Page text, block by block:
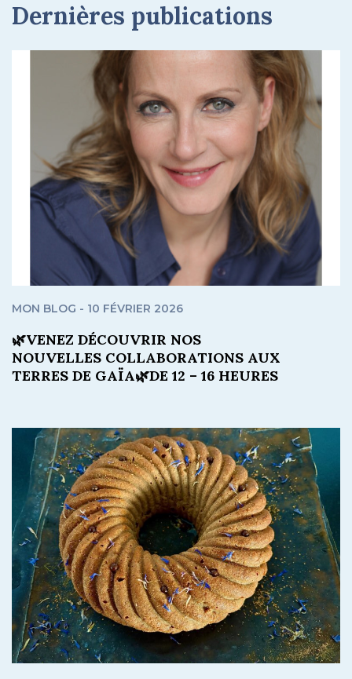
Dernières publications
MON BLOG - 10 FÉVRIER 2026
🌿VENEZ DÉCOUVRIR NOS
NOUVELLES COLLABORATIONS AUX
TERRES DE GAÏA🌿DE 12 – 16 HEURES